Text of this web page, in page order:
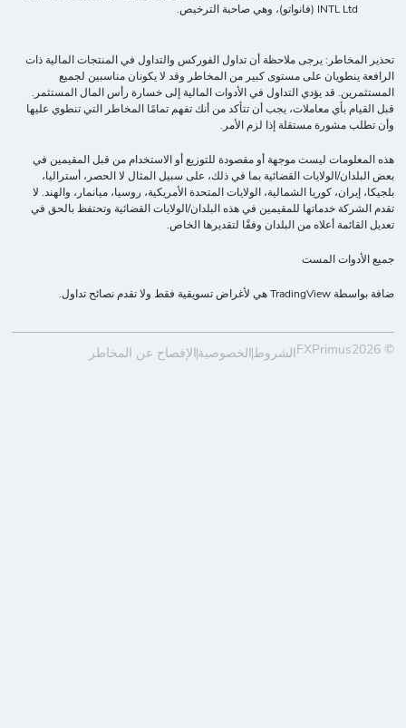
INTL Ltd (فانواتو)، وهي صاحبة الترخيص.
تحذير المخاطر: يرجى ملاحظة أن تداول الفوركس والتداول في المنتجات المالية ذات
الرافعة ينطويان على مستوى كبير من المخاطر وقد لا يكونان مناسبين لجميع
المستثمرين. قد يؤدي التداول في الأدوات المالية إلى خسارة رأس المال المستثمر.
قبل القيام بأي معاملات، يجب أن تتأكد من أنك تفهم تمامًا المخاطر التي تنطوي عليها
وأن تطلب مشورة مستقلة إذا لزم الأمر.
هذه المعلومات ليست موجهة أو مقصودة للتوزيع أو الاستخدام من قبل المقيمين في
بعض البلدان/الولايات القضائية بما في ذلك، على سبيل المثال لا الحصر، أستراليا،
بلجيكا، إيران، كوريا الشمالية، الولايات المتحدة الأمريكية، روسيا، ميانمار، والهند. لا
تقدم الشركة خدماتها للمقيمين في هذه البلدان/الولايات القضائية وتحتفظ بالحق في
تعديل القائمة أعلاه من البلدان وفقًا لتقديرها الخاص.
جميع الأدوات المست
ضافة بواسطة TradingView هي لأغراض تسويقية فقط ولا تقدم نصائح تداول.
© FXPrimus2026 الشروط الخصوصية الإفصاح عن المخاطر